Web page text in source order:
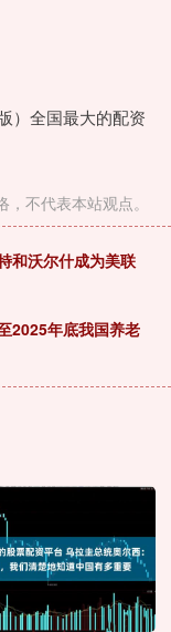
）全国最大的配资
不代表本站观点。
和沃尔什成为美联
2025年底我国养老